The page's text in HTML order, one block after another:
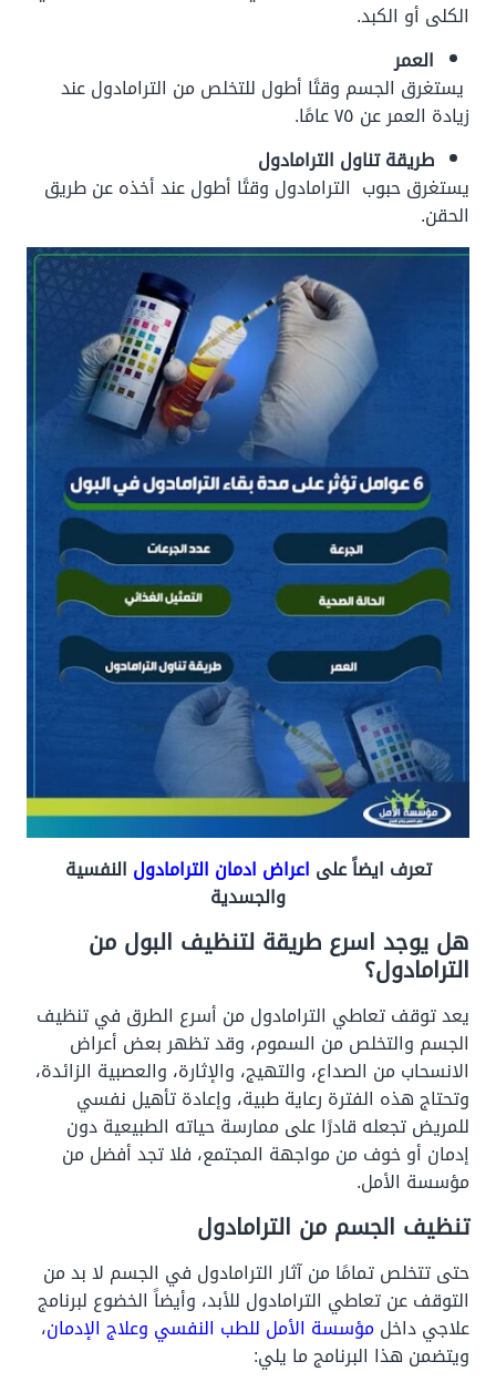
الكلى أو الكبد.
العمر
يستغرق الجسم وقتًا أطول للتخلص من الترامادول عند
زيادة العمر عن ٧٥ عامًا.
طريقة تناول الترامادول
يستغرق حبوب الترامادول وقتًا أطول عند أخذه عن طريق
الحقن.
تعرف ايضاً على اعراض ادمان الترامادول النفسية
والجسدية
هل يوجد اسرع طريقة لتنظيف البول من
الترامادول؟
يعد توقف تعاطي الترامادول من أسرع الطرق في تنظيف
الجسم والتخلص من السموم، وقد تظهر بعض أعراض
الانسحاب من الصداع، والتهيج، والإثارة، والعصبية الزائدة،
وتحتاج هذه الفترة رعاية طبية، وإعادة تأهيل نفسي
للمريض تجعله قادرًا على ممارسة حياته الطبيعية دون
إدمان أو خوف من مواجهة المجتمع، فلا تجد أفضل من
مؤسسة الأمل.
تنظيف الجسم من الترامادول
حتى تتخلص تمامًا من آثار الترامادول في الجسم لا بد من
التوقف عن تعاطي الترامادول للأبد، وأيضاً الخضوع لبرنامج
علاجي داخلمؤسسة الأمل للطب النفسي وعلاج الإدمان،
ويتضمن هذا البرنامج ما يلي: